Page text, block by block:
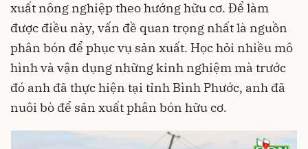
xuất nông nghiệp theo hướng hữu cơ. Để làm
được điều này, vấn đề quan trọng nhất là nguồn
phân bón để phục vụ sản xuất. Học hỏi nhiều mô
hình và vận dụng những kinh nghiệm mà trước
đó anh đã thực hiện tại tỉnh Bình Phước, anh đã
nuôi bò để sản xuất phân bón hữu cơ.